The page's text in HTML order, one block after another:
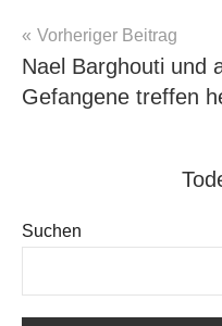
Beitragsnavigation
Vorheriger Beitrag
Nael Barghouti und
Gefangene treffen
Suchen